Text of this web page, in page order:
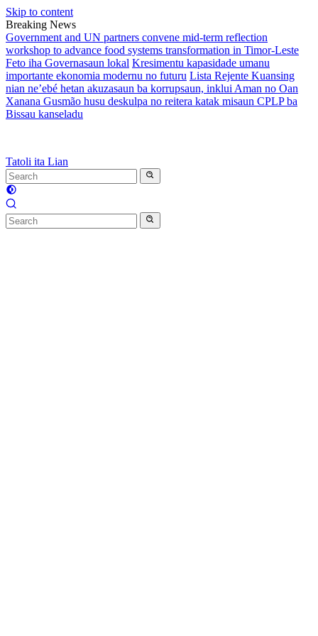
Skip to content
Breaking News
Government and UN partners convene mid-term reflection
workshop to advance food systems transformation in Timor-Leste
Feto iha Governasaun lokal Kresimentu kapasidade umanu
importante ekonomia modernu no futuru Lista Rejente Kuansing
nian ne’ebé hetan akuzasaun ba korrupsaun, inklui Aman no Oan
Xanana Gusmão husu deskulpa no reitera katak misaun CPLP ba
Bissau kanseladu
Tatoli ita Lian